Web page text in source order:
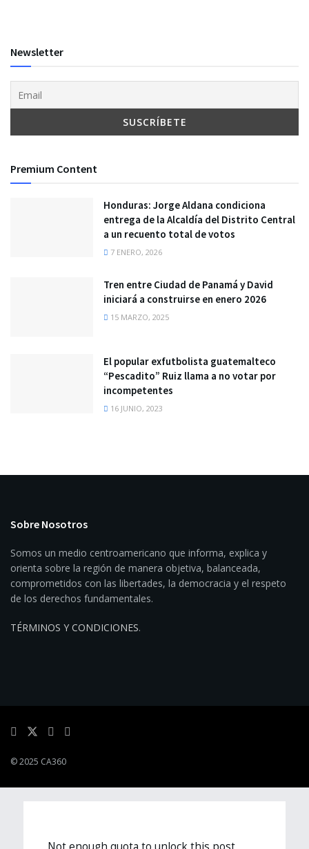
Newsletter
Premium Content
Honduras: Jorge Aldana condiciona
entrega de la Alcaldía del Distrito Central
a un recuento total de votos
7 ENERO, 2026
Tren entre Ciudad de Panamá y David
iniciará a construirse en enero 2026
15 MARZO, 2025
El popular exfutbolista guatemalteco
“Pescadito” Ruiz llama a no votar por
incompetentes
16 JUNIO, 2023
Sobre Nosotros
Somos un medio centroamericano que informa, explica y
orienta sobre la región de manera objetiva, balanceada,
comprometidos con las libertades, la democracia y el respeto
de los derechos fundamentales.
TÉRMINOS Y CONDICIONES.
© 2025 CA360